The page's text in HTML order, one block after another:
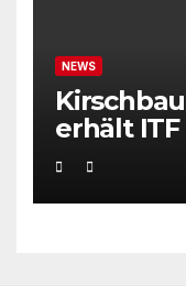
NEWS
erhält